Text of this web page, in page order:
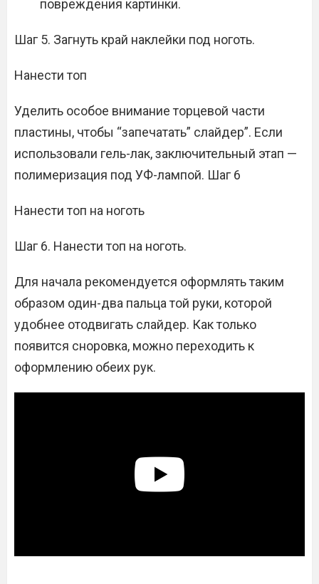
повреждения картинки.
Шаг 5. Загнуть край наклейки под ноготь.
Нанести топ
Уделить особое внимание торцевой части
пластины, чтобы “запечатать” слайдер”. Если
использовали гель-лак, заключительный этап —
полимеризация под УФ-лампой. Шаг 6
Нанести топ на ноготь
Шаг 6. Нанести топ на ноготь.
Для начала рекомендуется оформлять таким
образом один-два пальца той руки, которой
удобнее отодвигать слайдер. Как только
появится сноровка, можно переходить к
оформлению обеих рук.